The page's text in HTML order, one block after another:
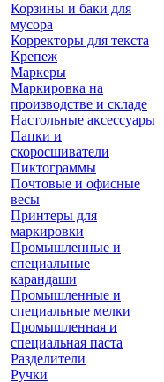
Корзины и баки для
мусора
Корректоры для текста
Крепеж
Маркеры
Маркировка на
производстве и складе
Настольные аксессуары
Папки и
скоросшиватели
Пиктограммы
Почтовые и офисные
весы
Принтеры для
маркировки
Промышленные и
специальные
карандаши
Промышленные и
специальные мелки
Промышленная и
специальная паста
Разделители
Ручки